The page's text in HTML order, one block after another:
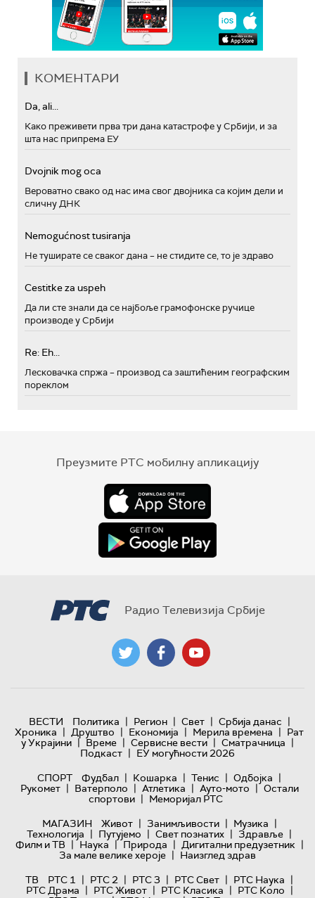
КОМЕНТАРИ
Da, ali...
Како преживети прва три дана катастрофе у Србији, и за
шта нас припрема ЕУ
Dvojnik mog oca
Вероватно свако од нас има свог двојника са којим дели и
сличну ДНК
Nemogućnost tusiranja
Не туширате се сваког дана – не стидите се, то је здраво
Cestitke za uspeh
Да ли сте знали да се најбоље грамофонске ручице
производе у Србији
Re: Eh...
Лесковачка спржа – производ са заштићеним географским
пореклом
Преузмите РТС мобилну апликацију
Радио Телевизија Србије
ВЕСТИ Политика | Регион | Свет | Србија данас |
Хроника | Друштво | Економија | Мерила времена | Рат
у Украјини | Време | Сервисне вести | Сматрачница |
Подкаст | ЕУ могућности 2026
СПОРТ
Фудбал | Кошарка | Тенис | Одбојка |
Рукомет | Ватерполо | Атлетика | Ауто-мото | Остали
спортови | Меморијал РТС
МАГАЗИН
Живот | Занимљивости | Музика |
Технологијa | Путујемо | Свет познатих | Здравље |
Филм и ТВ | Наука | Природа | Дигитални предузетник |
За мале велике хероје | Наизглед здрав
ТВ
РТС 1 | РТС 2 | РТС 3 | РТС Свет | РТС Наука |
РТС Драма | РТС Живот | РТС Класика | РТС Коло |